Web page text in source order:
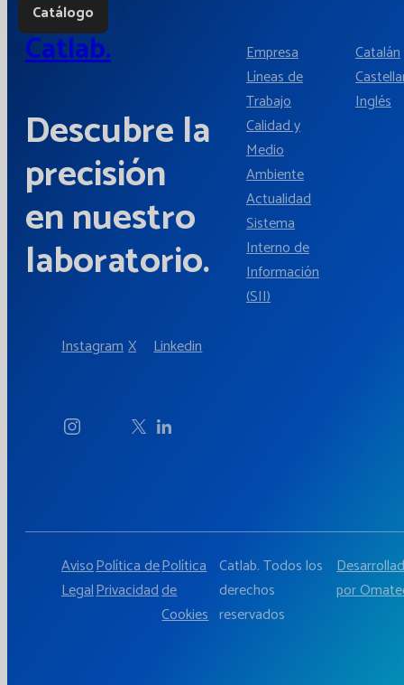
Catálogo
Catlab.
Descubre la
precisión
en nuestro
laboratorio.
InstagramX Linkedin
Empresa
Líneas de
Trabajo
Calidad y
Medio
Ambiente
Actualidad
Sistema
Interno de
Información
(SII)
Catalán
Inglés
Aviso
Legal
Política de
Privacidad
Política
de
Cookies
Catlab. Todos los
derechos
reservados
por